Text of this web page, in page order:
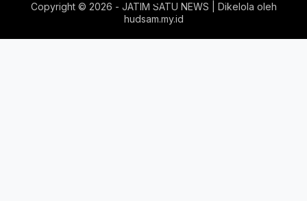
Copyright © 2026 - JATIM SATU NEWS | Dikelola oleh
hudsam.my.id